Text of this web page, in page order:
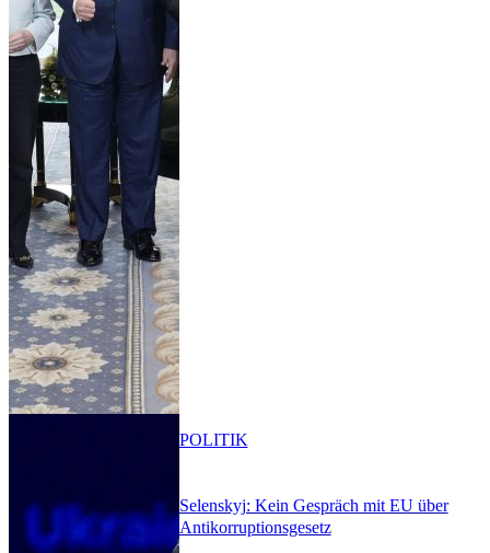
Selenskyj: Kein Gespräch mit EU über
Antikorruptionsgesetz
POLITIK